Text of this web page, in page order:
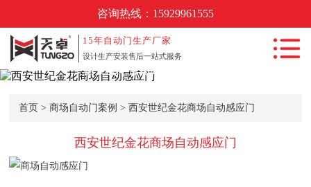
咨询热线： 15929961555
15年自动门生产厂家
设计生产安装售后一站式服务
首页
自动门产品中
心
自动门工程案
新闻动态
西安世纪金花商场自动感应门
首页 > 商场自动门案例 > 西安世纪金花商场自动感应门
西安世纪金花商场自动感应门